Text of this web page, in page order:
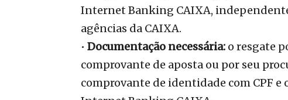
Internet Banking CAIXA,
agências da CAIXA.
• Documentação necessária: o resgate
comprovante de aposta ou por seu
comprovante de identidade com CPF